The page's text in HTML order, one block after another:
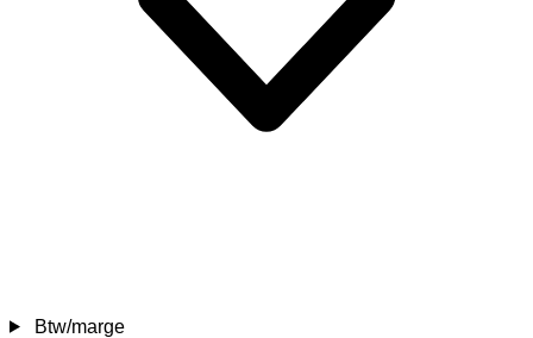
Btw/marge